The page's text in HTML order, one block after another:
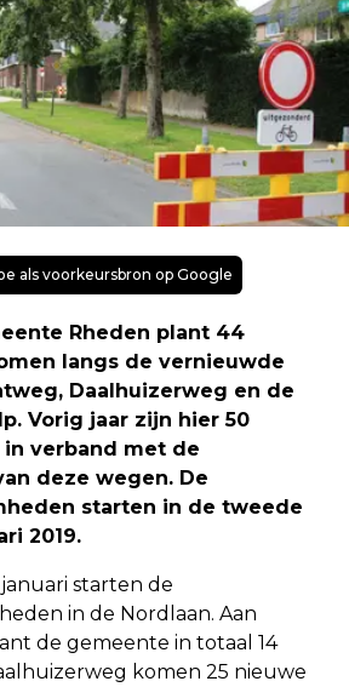
als voorkeursbron op Google
Rheden plant 44
langs de vernieuwde
Daalhuizerweg en de
Vorig jaar zijn hier 50
verband met de
deze wegen. De
starten in de tweede
2019.
starten de
in de Nordlaan. Aan
de gemeente in totaal 14
komen 25 nieuwe